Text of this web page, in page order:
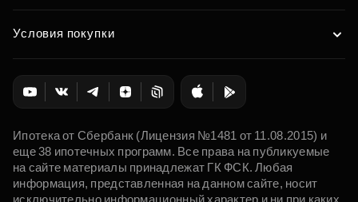
Условия покупки
Ипотека от Сбербанк (Лицензия №1481 от 11.08.2015) и
еще 38 ипотечных программ. Все права на публикуемые
на сайте материалы принадлежат ГК ФСК. Любая
информация, представленная на данном сайте, носит
исключительно информационный характер и ни при каких